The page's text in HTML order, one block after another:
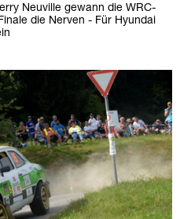
Neuville gewann die WRC-
die Nerven - Für Hyundai